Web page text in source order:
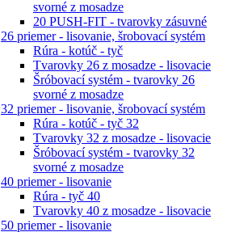
svorné z mosadze
20 PUSH-FIT - tvarovky zásuvné
26 priemer - lisovanie, šrobovací systém
Rúra - kotúč - tyč
Tvarovky 26 z mosadze - lisovacie
Šróbovací systém - tvarovky 26
svorné z mosadze
32 priemer - lisovanie, šrobovací systém
Rúra - kotúč - tyč 32
Tvarovky 32 z mosadze - lisovacie
Šróbovací systém - tvarovky 32
svorné z mosadze
40 priemer - lisovanie
Rúra - tyč 40
Tvarovky 40 z mosadze - lisovacie
50 priemer - lisovanie